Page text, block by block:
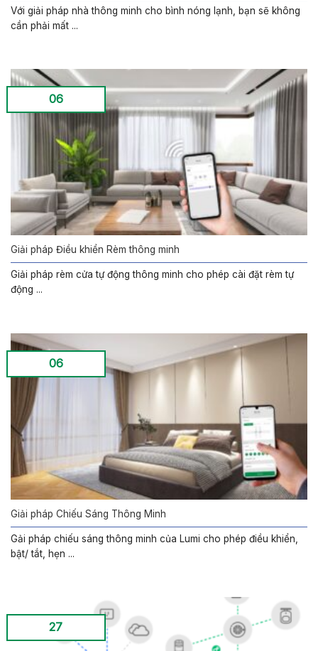
Với giải pháp nhà thông minh cho bình nóng lạnh, bạn sẽ không
cần phải mất ...
Giải pháp Điều khiển Rèm thông minh
Giải pháp rèm cửa tự động thông minh cho phép cài đặt rèm tự
động ...
06
Giải pháp Chiếu Sáng Thông Minh
Gải pháp chiếu sáng thông minh của Lumi cho phép điều khiển,
bật/ tắt, hẹn ...
06
27